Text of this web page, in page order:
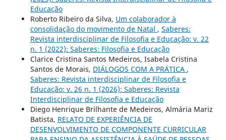
Educação
Roberto Ribeiro da Silva, Um colaborador à
consolidação do movimento de Natal , Saberes:
Revista interdisciplinar de Filosofia e Educação: v. 22
n. 1 (2022): Saberes: Filosofia e Educação
Clarice Cristina Santos Medeiros, Isabela Cristina
Santos de Morais, DIÁLOGOS COM A PRÁTICA ,
Saberes: Revista interdisciplinar de Filosofia e
Educação: v. 26 n. 1 (2026): Saberes: Revista
Interdisciplinar de Filosofia e Educação
Diego Henrique Brilhante de Medeiros, Almária Mariz
Batista, RELATO DE EXPERIÊNCIA DE
DESENVOLVIMENTO DE COMPONENTE CURRICULAR